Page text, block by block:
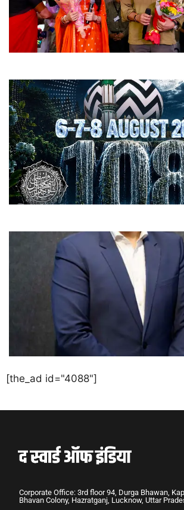
[the_ad id="4088"]
Corporate Office: 3rd floor 94, Durga Bhawan,
Bhavan Colony, Hazratganj, Lucknow, Uttar